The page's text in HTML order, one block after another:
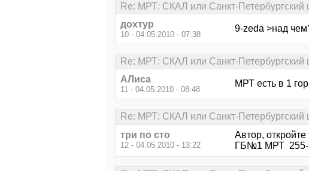
Re: МРТ: СКАЛ или Санкт-Петербургский
дохтур
10 - 04.05.2010 - 07:38
9-zeda >над
Re: МРТ: СКАЛ или Санкт-Петербургский
АЛиса
11 - 04.05.2010 - 08:48
МРТ есть в 1
Re: МРТ: СКАЛ или Санкт-Петербургский
три по сто
12 - 04.05.2010 - 13:22
Автор,
ГБ№1 МРТ 255-